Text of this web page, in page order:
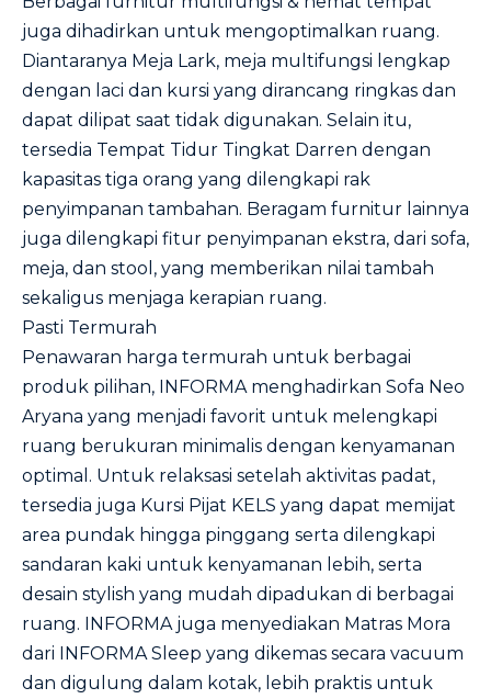
juga dihadirkan untuk mengoptimalkan ruang.
Diantaranya Meja Lark, meja multifungsi lengkap
dengan laci dan kursi yang dirancang ringkas dan
dapat dilipat saat tidak digunakan. Selain itu,
tersedia Tempat Tidur Tingkat Darren dengan
kapasitas tiga orang yang dilengkapi rak
penyimpanan tambahan. Beragam furnitur lainnya
juga dilengkapi fitur penyimpanan ekstra, dari sofa,
meja, dan stool, yang memberikan nilai tambah
sekaligus menjaga kerapian ruang.
Pasti Termurah
Penawaran harga termurah untuk berbagai
produk pilihan, INFORMA menghadirkan Sofa Neo
Aryana yang menjadi favorit untuk melengkapi
ruang berukuran minimalis dengan kenyamanan
optimal. Untuk relaksasi setelah aktivitas padat,
tersedia juga Kursi Pijat KELS yang dapat memijat
area pundak hingga pinggang serta dilengkapi
sandaran kaki untuk kenyamanan lebih, serta
desain stylish yang mudah dipadukan di berbagai
ruang. INFORMA juga menyediakan Matras Mora
dari INFORMA Sleep yang dikemas secara vacuum
dan digulung dalam kotak, lebih praktis untuk